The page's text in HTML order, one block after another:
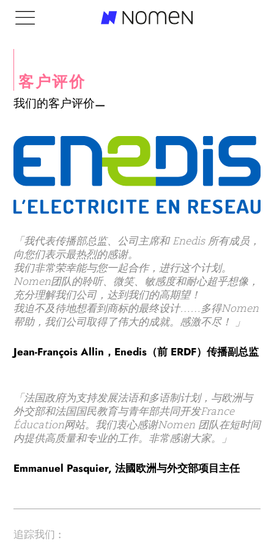
客户评价
我们的客户评价
「我代表传播部总监、公司主席和 Enedis 所有成员，
向您们表示最热烈的感谢。
我们非常荣幸能与您一起合作，进行这个计划。
Nomen团队的聆听、微笑、敏感度和耐心超乎想像，
充分理解我们公司，达到我们的高期望！
我迫不及待地想看到商标的最终设计……多得Nomen
帮助，我们公司取得了伟大的成就。感激不尽！ 」
Jean-François Allin，Enedis（前 ERDF）传播副总监
「法国政府为支持发展法语和多语制计划，与欧洲与
外交部和法国国民教育与青年部共同开发France
Éducation网站。我们衷心感谢Nomen 团队在短时间
内提供高质量和专业的工作。非常感谢大家。」
Emmanuel Pasquier, 法國欧洲与外交部项目主任
追踪我们 :